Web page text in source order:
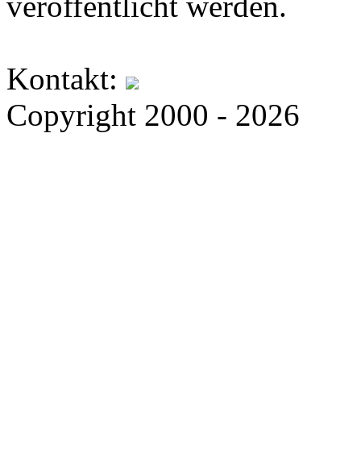
Kontakt:
Copyright 2000 - 2026